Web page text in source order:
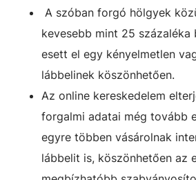
A szóban forgó hölgyek
kevesebb mint 25
esett el egy kényelmetlen
lábbelinek köszönhetően.
Az online kereskedelem
forgalmi adatai még tovább
egyre többen vásárolnak
lábbelit is, köszönhetően az